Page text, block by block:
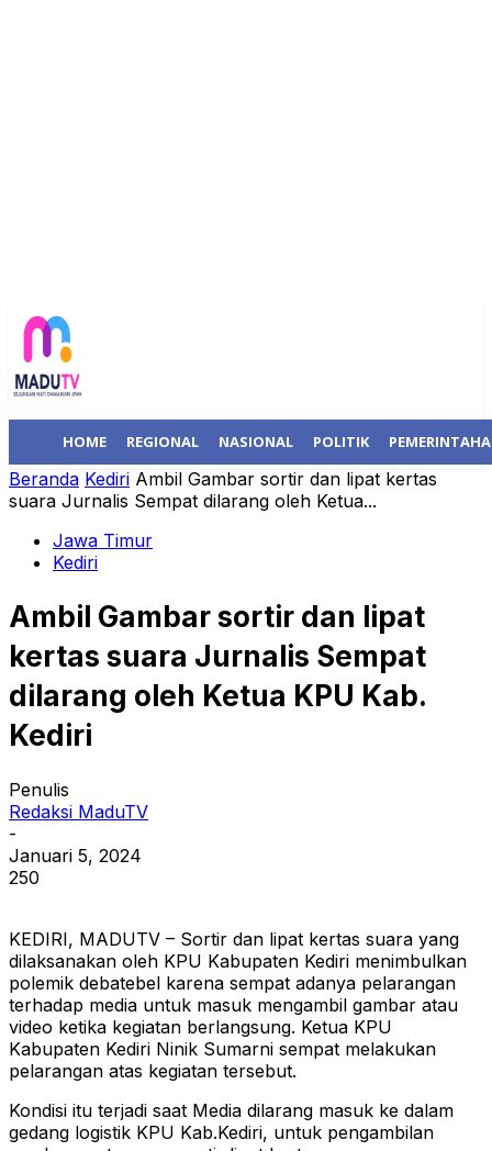
HOME REGIONAL NASIONAL POLITIK
Beranda Kediri Ambil Gambar sortir dan lipat kertas
suara Jurnalis Sempat dilarang oleh Ketua...
Jawa Timur
Kediri
Ambil Gambar sortir dan lipat
kertas suara Jurnalis Sempat
dilarang oleh Ketua KPU Kab.
Kediri
Penulis
Redaksi MaduTV
-
Januari 5, 2024
250
KEDIRI, MADUTV – Sortir dan lipat kertas suara yang
dilaksanakan oleh KPU Kabupaten Kediri menimbulkan
polemik debatebel karena sempat adanya pelarangan
terhadap media untuk masuk mengambil gambar atau
video ketika kegiatan berlangsung. Ketua KPU
Kabupaten Kediri Ninik Sumarni sempat melakukan
pelarangan atas kegiatan tersebut.
Kondisi itu terjadi saat Media dilarang masuk ke dalam
gedang logistik KPU Kab.Kediri, untuk pengambilan